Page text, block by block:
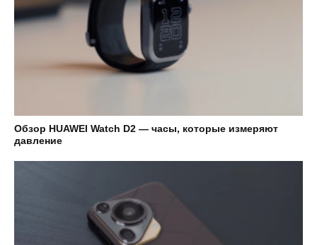
Обзор HUAWEI Watch D2 — часы, которые измеряют
давление